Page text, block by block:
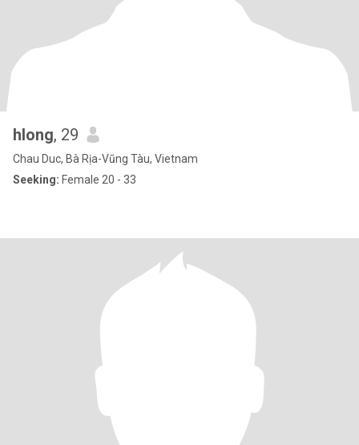
hlong, 29
Chau Duc, Bà Rịa-Vũng Tàu, Vietnam
Seeking: Female 20 - 33